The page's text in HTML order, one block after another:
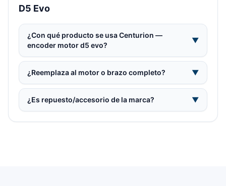
D5 Evo
¿Con qué producto se usa Centurion —
encoder motor d5 evo?
▼
¿Reemplaza al motor o brazo completo? ▼
¿Es repuesto/accesorio de la marca? ▼